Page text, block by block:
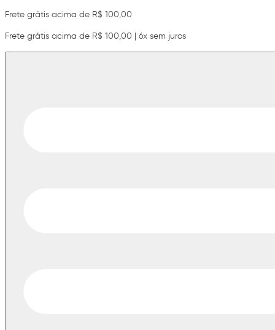
Frete grátis acima de R$ 100,00
Frete grátis acima de R$ 100,00 | 6x sem juros